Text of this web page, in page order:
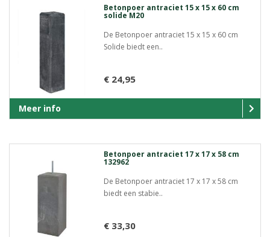
Betonpoer antraciet 15 x 15 x 60 cm
solide M20
De Betonpoer antraciet 15 x 15 x 60 cm
Solide biedt een..
€ 24,95
Meer info
Betonpoer antraciet 17 x 17 x 58 cm
132962
De Betonpoer antraciet 17 x 17 x 58 cm
biedt een stabie..
€ 33,30